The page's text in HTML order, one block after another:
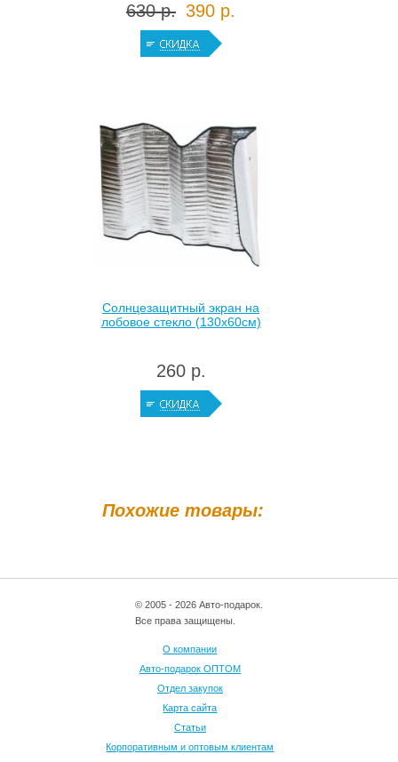
Похожие товары:
630 р. 390 р.
Солнцезащитный экран на
лобовое стекло (130х60см)
260 р.
© 2005 - 2026 Авто-подарок.
Все права защищены.
О компании
Авто-подарок ОПТОМ
Отдел закупок
Карта сайта
Статьи
Корпоративным и оптовым клиентам